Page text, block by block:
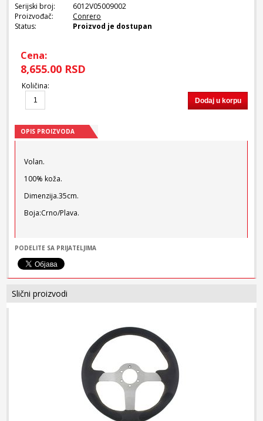
Serijski broj:
6012V05009002
Proizvođač:
Conrero
Status:
Proizvod je dostupan
Cena:
8,655.00 RSD
Količina:
Dodaj u korpu
OPIS PROIZVODA
Volan.
100% koža.
Dimenzija.35cm.
Boja:Crno/Plava.
PODELITE SA PRIJATELJIMA
Slični proizvodi